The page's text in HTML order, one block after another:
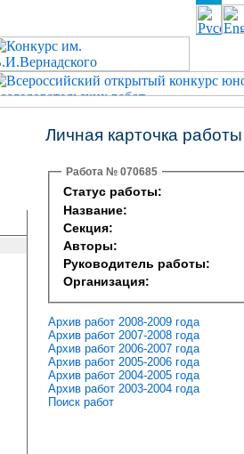
Личная карточка работы
Работа № 070685
Статус работы:
Название:
Секция:
Авторы:
Руководитель работы:
Организация:
Архив работ 2008-2009 года
Архив работ 2007-2008 года
Архив работ 2006-2007 года
Архив работ 2005-2006 года
Архив работ 2004-2005 года
Архив работ 2003-2004 года
Поиск работ